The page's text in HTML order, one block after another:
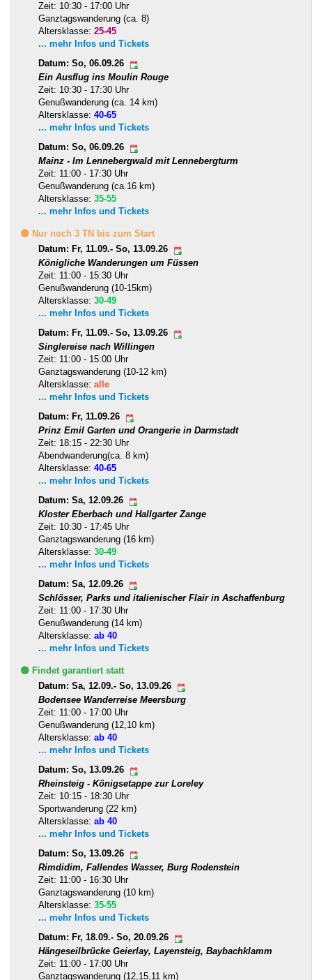
Zeit: 10:30 - 17:00 Uhr
Ganztagswanderung (ca. 8)
Altersklasse: 25-45
... mehr Infos und Tickets
Datum: So, 06.09.26
Ein Ausflug ins Moulin Rouge
Zeit: 10:30 - 17:30 Uhr
Genußwanderung (ca. 14 km)
Altersklasse: 40-65
... mehr Infos und Tickets
Datum: So, 06.09.26
Mainz - Im Lennebergwald mit Lennebergturm
Zeit: 11:00 - 17:30 Uhr
Genußwanderung (ca.16 km)
Altersklasse: 35-55
... mehr Infos und Tickets
🟡 Nur noch 3 TN bis zum Start
Datum: Fr, 11.09.- So, 13.09.26
Königliche Wanderungen um Füssen
Zeit: 11:00 - 15:30 Uhr
Genußwanderung (10-15km)
Altersklasse: 30-49
... mehr Infos und Tickets
Datum: Fr, 11.09.- So, 13.09.26
Singlereise nach Willingen
Zeit: 11:00 - 15:00 Uhr
Ganztagswanderung (10-12 km)
Altersklasse: alle
... mehr Infos und Tickets
Datum: Fr, 11.09.26
Prinz Emil Garten und Orangerie in Darmstadt
Zeit: 18:15 - 22:30 Uhr
Abendwanderung(ca. 8 km)
Altersklasse: 40-65
... mehr Infos und Tickets
Datum: Sa, 12.09.26
Kloster Eberbach und Hallgarter Zange
Zeit: 10:30 - 17:45 Uhr
Ganztagswanderung (16 km)
Altersklasse: 30-49
... mehr Infos und Tickets
Datum: Sa, 12.09.26
Schlösser, Parks und italienischer Flair in Aschaffenburg
Zeit: 11:00 - 17:30 Uhr
Genußwanderung (14 km)
Altersklasse: ab 40
... mehr Infos und Tickets
🟢 Findet garantiert statt
Datum: Sa, 12.09.- So, 13.09.26
Bodensee Wanderreise Meersburg
Zeit: 11:00 - 17:00 Uhr
Genußwanderung (12,10 km)
Altersklasse: ab 40
... mehr Infos und Tickets
Datum: So, 13.09.26
Rheinsteig - Königsetappe zur Loreley
Zeit: 10:15 - 18:30 Uhr
Sportwanderung (22 km)
Altersklasse: ab 40
... mehr Infos und Tickets
Datum: So, 13.09.26
Rimdidim, Fallendes Wasser, Burg Rodenstein
Zeit: 11:00 - 16:30 Uhr
Ganztagswanderung (10 km)
Altersklasse: 35-55
... mehr Infos und Tickets
Datum: Fr, 18.09.- So, 20.09.26
Hängeseilbrücke Geierlay, Layensteig, Baybachklamm
Zeit: 11:00 - 17:00 Uhr
Ganztagswanderung (12,15,11 km)